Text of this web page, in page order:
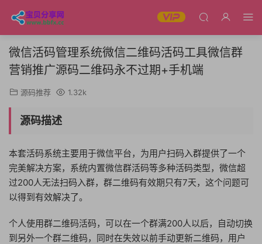
微信活码管理系统微信二维码活码工具微信群
营销推广源码二维码永不过期+手机端
源码推荐 1.32k
源码描述
本套活码系统主要用于微信平台，为用户扫码入群提供了一个
完美解决方案，系统内置微信群活码等多种活码类型，微信超
过200人无法扫码入群，群二维码有效期只有7天，这个问题可
以得到有效解决了。
个人使用群二维码活码，可以在一个群满200人以后，自动切换
到另外一个群二维码，同时在失效以前手动更新二维码，用户